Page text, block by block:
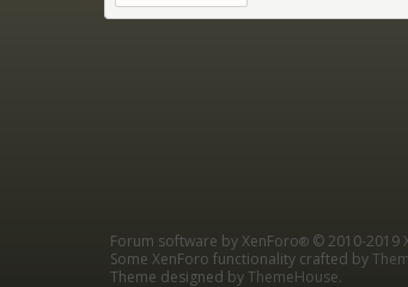
Forum software by XenForo® © 2010-2019
Some XenForo functionality crafted by
Theme designed byThemeHouse.